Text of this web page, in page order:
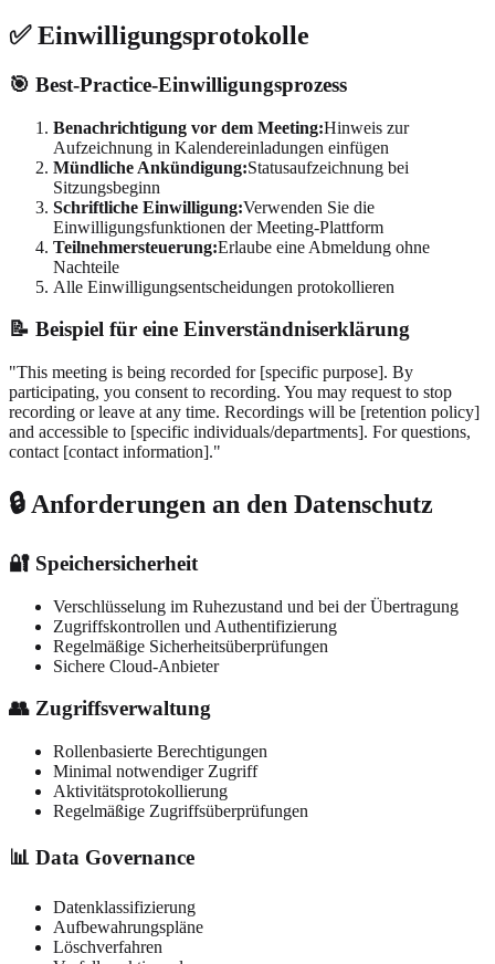
✅ Einwilligungsprotokolle
🎯 Best-Practice-Einwilligungsprozess
Benachrichtigung vor dem Meeting:Hinweis zur
Aufzeichnung in Kalendereinladungen einfügen
Mündliche Ankündigung:Statusaufzeichnung bei
Sitzungsbeginn
Schriftliche Einwilligung:Verwenden Sie die
Einwilligungsfunktionen der Meeting-Plattform
Teilnehmersteuerung:Erlaube eine Abmeldung ohne
Nachteile
Alle Einwilligungsentscheidungen protokollieren
📝 Beispiel für eine Einverständniserklärung
"This meeting is being recorded for [specific purpose]. By
participating, you consent to recording. You may request to stop
recording or leave at any time. Recordings will be [retention policy]
and accessible to [specific individuals/departments]. For questions,
contact [contact information]."
🔒 Anforderungen an den Datenschutz
🔐 Speichersicherheit
Verschlüsselung im Ruhezustand und bei der Übertragung
Zugriffskontrollen und Authentifizierung
Regelmäßige Sicherheitsüberprüfungen
Sichere Cloud-Anbieter
👥 Zugriffsverwaltung
Rollenbasierte Berechtigungen
Minimal notwendiger Zugriff
Aktivitätsprotokollierung
Regelmäßige Zugriffsüberprüfungen
📊 Data Governance
Datenklassifizierung
Aufbewahrungspläne
Löschverfahren